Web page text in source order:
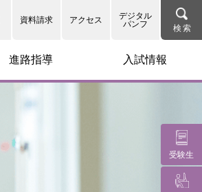
資料請求 アクセス
デジタル
パンフ
進路指導 入試情報
受験生